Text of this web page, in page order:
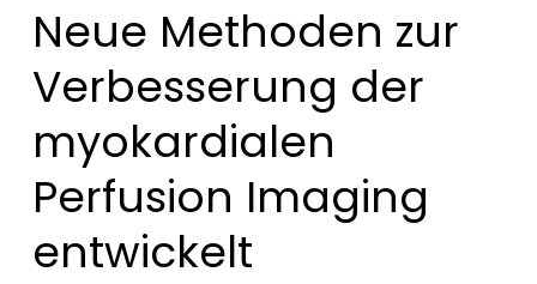
Neue Methoden zur
Verbesserung der
myokardialen
Perfusion Imaging
entwickelt